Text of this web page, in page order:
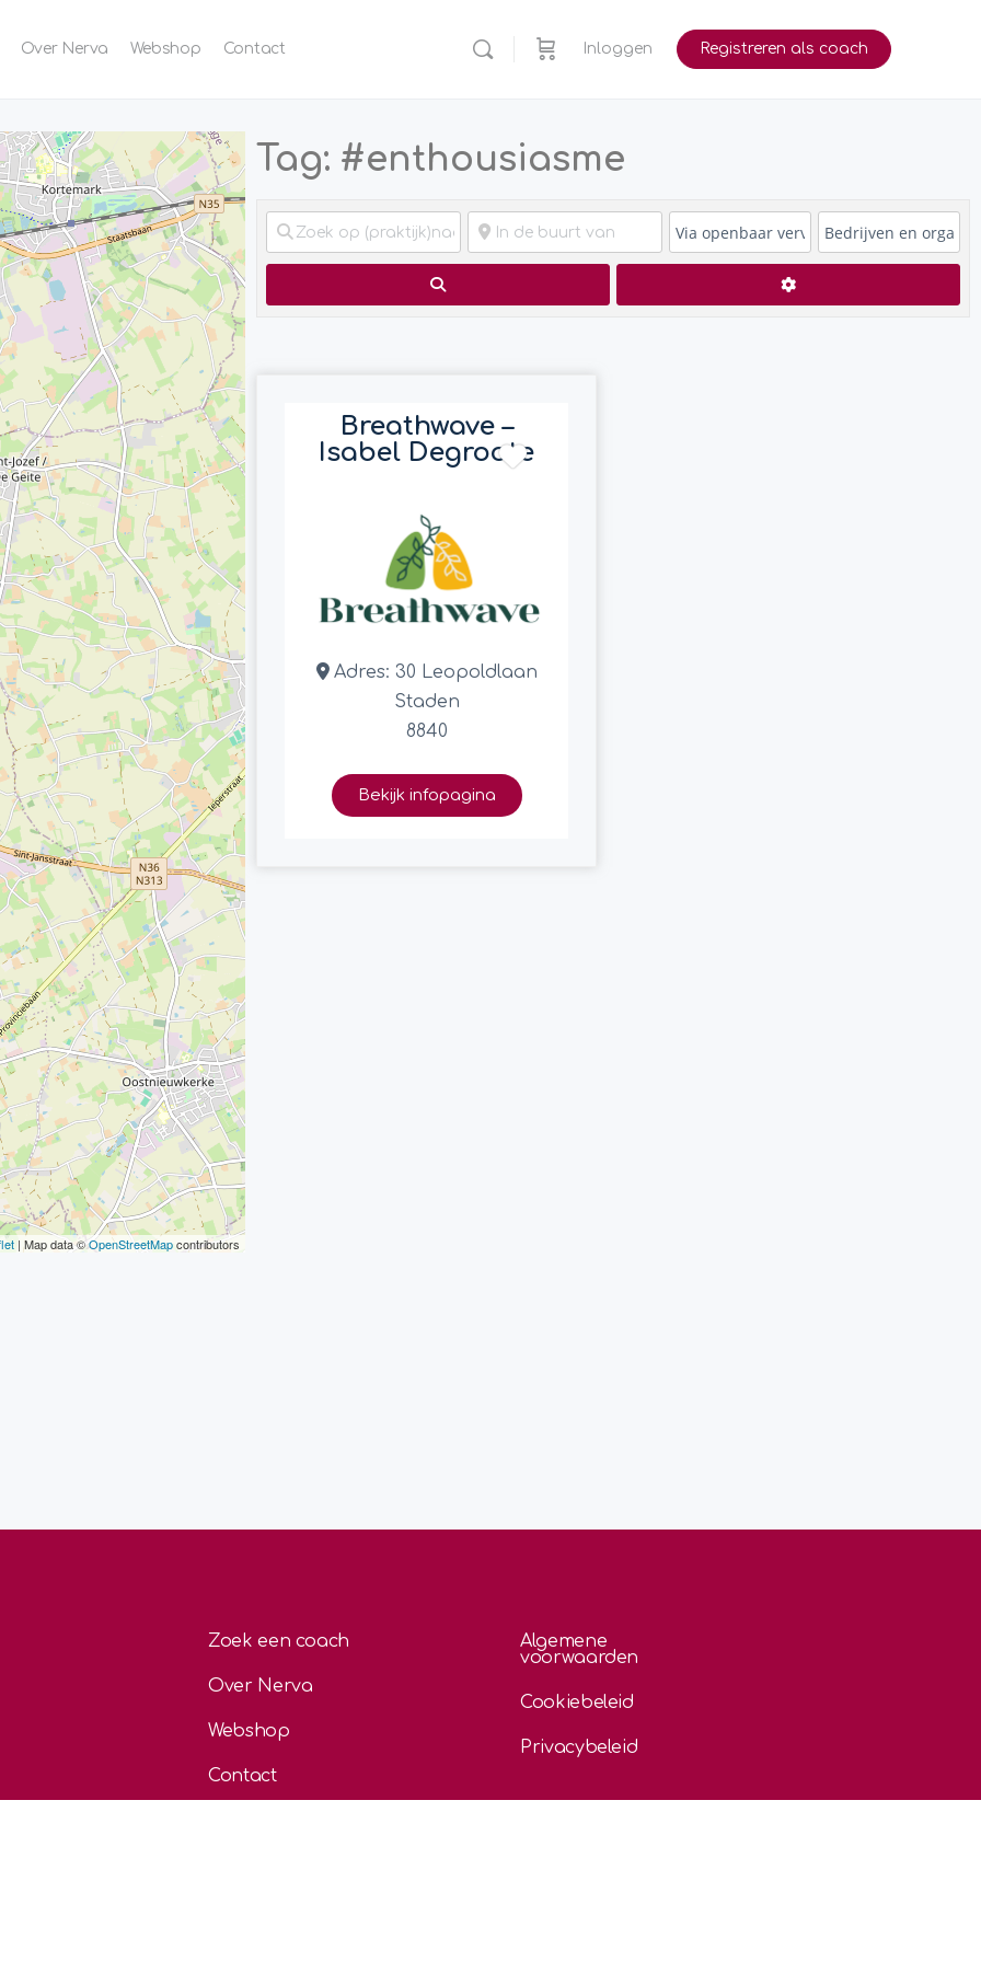
Over Nerva Webshop Contact Inloggen Registreren als coach
| Map data ©OpenStreetMapcontributors
Tag: #enthousiasme
Advanced Filters
Breathwave –
Isabel Degroote
Adres: 30 Leopoldlaan
Staden
8840
Bekijk infopagina
Zoek een coach
Over Nerva
Webshop
Contact
Algemene
voorwaarden
Cookiebeleid
Privacybeleid